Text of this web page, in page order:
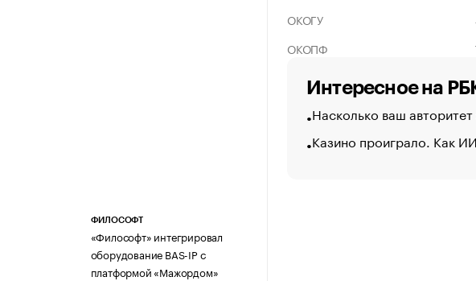
ФИЛОСОФТ
«Философт» интегрировал
оборудование BAS-IP с
платформой «Мажордом»
ОКОГУ
ОКОПФ
Интересное на
Насколько ваш
Казино проиграло. Как